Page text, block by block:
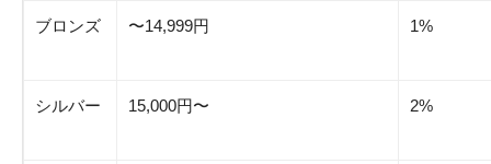
ブロンズ 〜14,999円 1%
シルバー 15,000円〜 2%